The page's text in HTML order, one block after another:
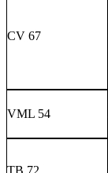
CV 67
VML 54